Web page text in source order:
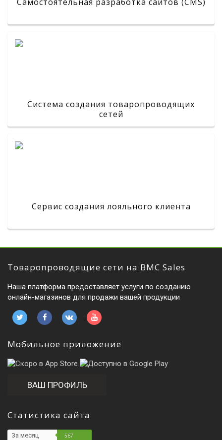
Система создания товаропроводящих
сетей
Сервис создания лояльного клиента
Товаропроводящие сети на BMC Sales
Наша платформа предоставляет услуги по созданию
онлайн-магазинов для продажи вашей продукции
Мобильное приложение
ВАШ ПРОФИЛЬ
Статистика сайта
За месяц 567